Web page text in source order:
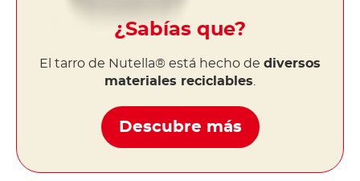
¿Sabías que?
El tarro de Nutella® está hecho de diversos
materiales reciclables
Descubre más